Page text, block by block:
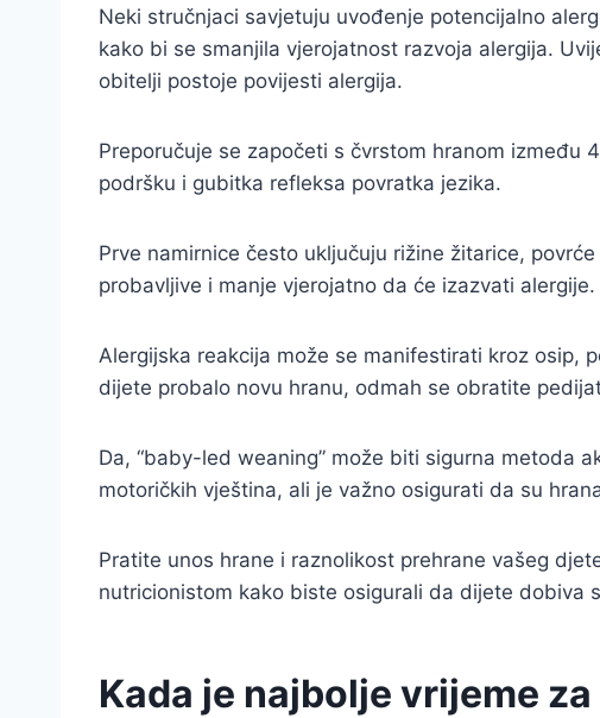
Neki stručnjaci savjetuju uvođenje potencijalno
kako bi se smanjila vjerojatnost razvoja alergija.
obitelji postoje povijesti alergija.
Preporučuje se započeti s čvrstom hranom između
podršku i gubitka refleksa povratka jezika.
Prve namirnice često uključuju rižine žitarice,
probavljive i manje vjerojatno da će izazvati alergije.
Alergijska reakcija može se manifestirati kroz osip,
dijete probalo novu hranu, odmah se obratite
Da, “baby-led weaning” može biti sigurna metoda
motoričkih vještina, ali je važno osigurati da su
Pratite unos hrane i raznolikost prehrane vašeg
nutricionistom kako biste osigurali da dijete dobiva
Kada je najbolje vrijeme